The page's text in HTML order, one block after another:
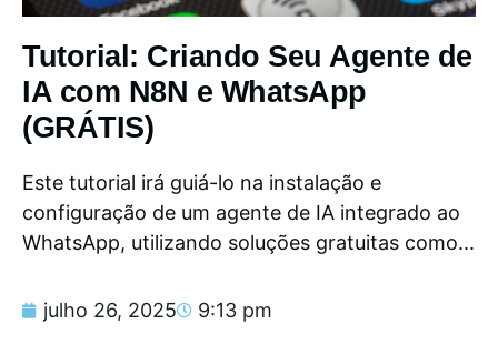
Tutorial: Criando Seu Agente de
IA com N8N e WhatsApp
(GRÁTIS)
Este tutorial irá guiá-lo na instalação e
configuração de um agente de IA integrado ao
WhatsApp, utilizando soluções gratuitas como...
julho 26, 2025 9:13 pm